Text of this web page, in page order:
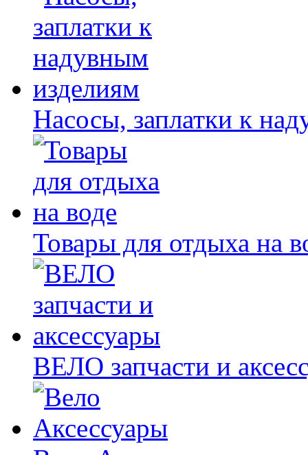
Насосы, заплатки к
Товары для отдыха на
ВЕЛО запчасти и